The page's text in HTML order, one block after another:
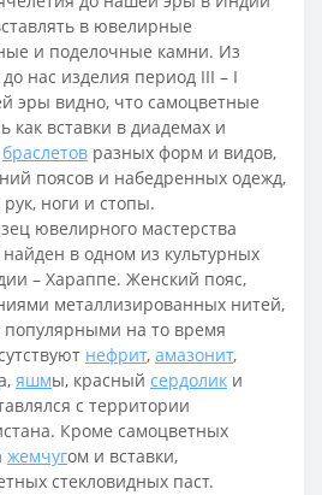
в ювелирные
и поделочные камни. Из
нас изделия период III – I
эры видно, что самоцветные
как вставки в диадемах и
браслетов разных форм и видов,
поясов и набедренных одежд,
ноги и стопы.
ювелирного мастерства
в одном из культурных
– Хараппе. Женский пояс,
металлизированных нитей,
на то время
нефрит, амазонит,
яшмы, красный сердолик и
с территории
Кроме самоцветных
жемчугом и вставки,
стекловидных паст.